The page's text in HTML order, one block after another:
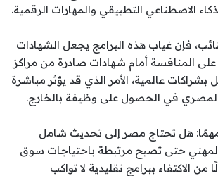
الاصطناعي التطبيقي والمهارات الرقمية.
فإن غياب هذه البرامج يجعل الشهادات
المنافسة أمام شهادات صادرة من مراكز
بشراكات عالمية، الأمر الذي قد يؤثر مباشرة
في الحصول على وظيفة بالخارج.
هل تحتاج مصر إلى تحديث شامل
حتى تصبح مرتبطة باحتياجات سوق
من الاكتفاء ببرامج تقليدية لا تواكب